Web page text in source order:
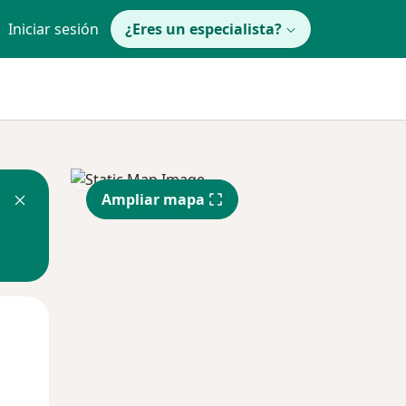
Iniciar sesión ¿Eres un especialista?
Ampliar mapa